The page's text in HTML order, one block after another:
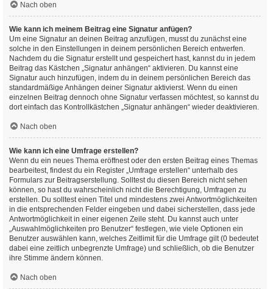
Nach oben
Wie kann ich meinem Beitrag eine Signatur anfügen?
Um eine Signatur an deinen Beitrag anzufügen, musst du zunächst eine
solche in den Einstellungen in deinem persönlichen Bereich entwerfen.
Nachdem du die Signatur erstellt und gespeichert hast, kannst du in jedem
Beitrag das Kästchen „Signatur anhängen“ aktivieren. Du kannst eine
Signatur auch hinzufügen, indem du in deinem persönlichen Bereich das
standardmäßige Anhängen deiner Signatur aktivierst. Wenn du einen
einzelnen Beitrag dennoch ohne Signatur verfassen möchtest, so kannst du
dort einfach das Kontrollkästchen „Signatur anhängen“ wieder deaktivieren.
Nach oben
Wie kann ich eine Umfrage erstellen?
Wenn du ein neues Thema eröffnest oder den ersten Beitrag eines Themas
bearbeitest, findest du ein Register „Umfrage erstellen“ unterhalb des
Formulars zur Beitragserstellung. Solltest du diesen Bereich nicht sehen
können, so hast du wahrscheinlich nicht die Berechtigung, Umfragen zu
erstellen. Du solltest einen Titel und mindestens zwei Antwortmöglichkeiten
in die entsprechenden Felder eingeben und dabei sicherstellen, dass jede
Antwortmöglichkeit in einer eigenen Zeile steht. Du kannst auch unter
„Auswahlmöglichkeiten pro Benutzer“ festlegen, wie viele Optionen ein
Benutzer auswählen kann, welches Zeitlimit für die Umfrage gilt (0 bedeutet
dabei eine zeitlich unbegrenzte Umfrage) und schließlich, ob die Benutzer
ihre Stimme ändern können.
Nach oben